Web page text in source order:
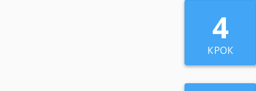
4
КРОК